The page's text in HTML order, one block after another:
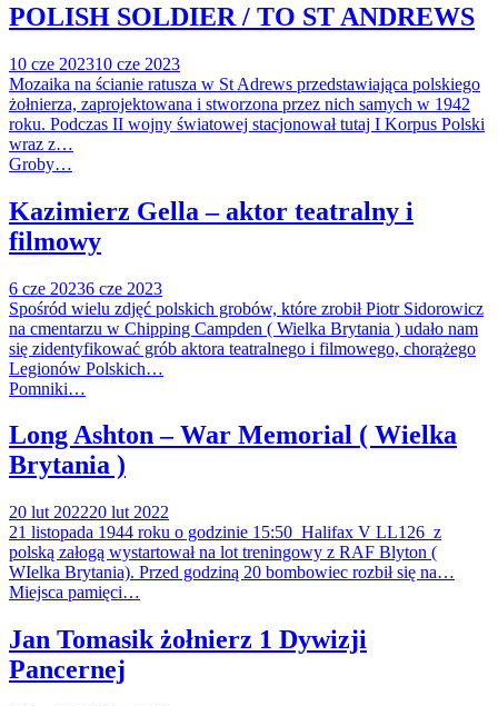
POLISH SOLDIER / TO ST ANDREWS
10 cze 202310 cze 2023
Mozaika na ścianie ratusza w St Adrews przedstawiająca polskiego
żołnierza, zaprojektowana i stworzona przez nich samych w 1942
roku. Podczas II wojny światowej stacjonował tutaj I Korpus Polski
wraz z…
Groby…
Kazimierz Gella – aktor teatralny i
filmowy
6 cze 20236 cze 2023
Spośród wielu zdjęć polskich grobów, które zrobił Piotr Sidorowicz
na cmentarzu w Chipping Campden ( Wielka Brytania ) udało nam
się zidentyfikować grób aktora teatralnego i filmowego, chorążego
Legionów Polskich…
Pomniki…
Long Ashton – War Memorial ( Wielka
Brytania )
20 lut 202220 lut 2022
21 listopada 1944 roku o godzinie 15:50 Halifax V LL126 z
polską załogą wystartował na lot treningowy z RAF Blyton (
WIelka Brytania). Przed godziną 20 bombowiec rozbił się na…
Miejsca pamięci…
Jan Tomasik żołnierz 1 Dywizji
Pancernej